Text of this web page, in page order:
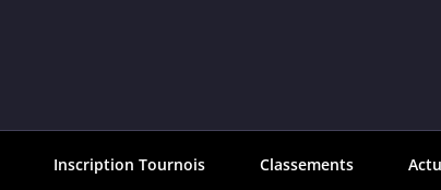
Inscription Tournois Classements